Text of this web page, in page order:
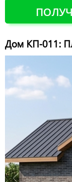
Дом КП-011: